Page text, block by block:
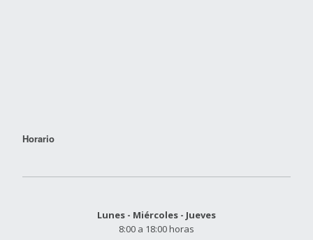
Horario
Lunes - Miércoles - Jueves
8:00 a 18:00 horas